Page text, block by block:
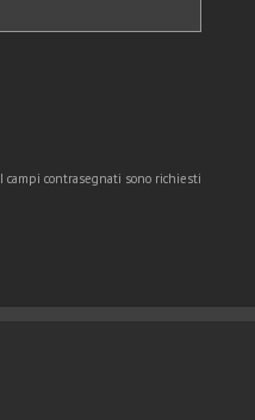
I campi contrasegnati sono richiesti